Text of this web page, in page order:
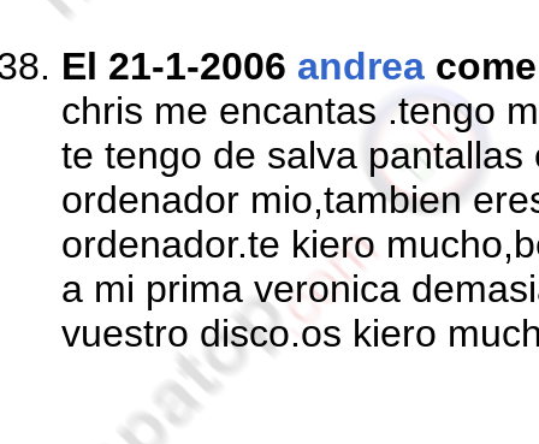
El 21-1-2006 andrea
chris me encantas .tengo
te tengo de salva pantallas
ordenador mio,tambien
ordenador.te kiero
a mi prima veronica
vuestro disco.os kiero